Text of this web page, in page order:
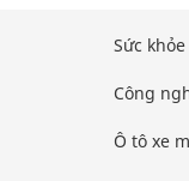
Sức khỏe
Công
Ô tô xe